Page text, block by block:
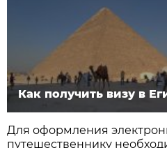
Как получить визу в
Для оформления
путешественнику